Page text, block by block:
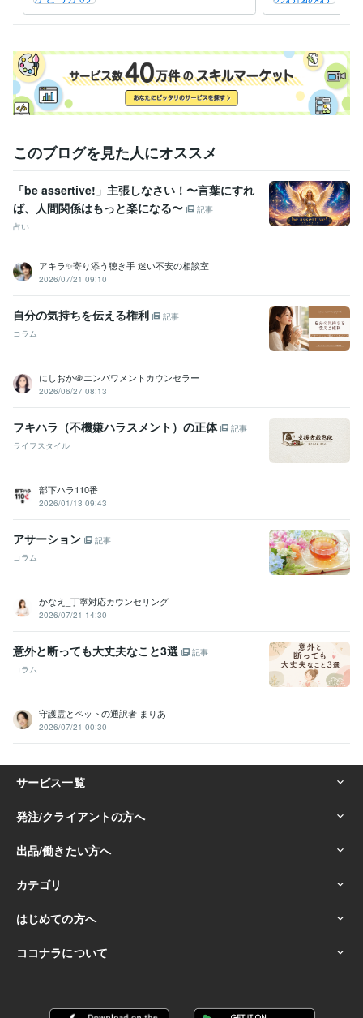
応！
このブログを見た人にオススメ
「be assertive!」主張しなさい！〜言葉にすれ
ば、人間関係はもっと楽になる〜
記事
占い
アキラ✨寄り添う聴き手 迷い不安の相談室
2026/07/21 09:10
自分の気持ちを伝える権利
記事
コラム
にしおか＠エンパワメントカウンセラー
2026/06/27 08:13
フキハラ（不機嫌ハラスメント）の正体
記事
ライフスタイル
部下ハラ110番
2026/01/13 09:43
アサーション
記事
コラム
かなえ_丁寧対応カウンセリング
2026/07/21 14:30
意外と断っても大丈夫なこと3選
記事
コラム
守護霊とペットの通訳者 まりあ
2026/07/21 00:30